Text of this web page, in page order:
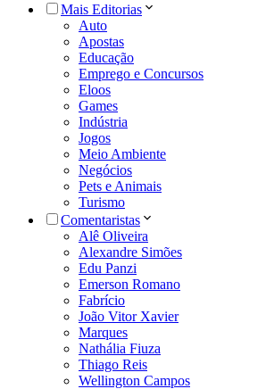
Mais Editorias
Auto
Apostas
Educação
Emprego e Concursos
Eloos
Games
Indústria
Jogos
Meio Ambiente
Negócios
Pets e Animais
Turismo
Comentaristas
Alê Oliveira
Alexandre Simões
Edu Panzi
Emerson Romano
Fabrício
João Vitor Xavier
Marques
Nathália Fiuza
Thiago Reis
Wellington Campos